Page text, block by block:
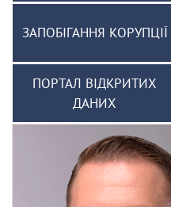
ЗАПОБІГАННЯ КОРУПЦІЇ
ПОРТАЛ ВІДКРИТИХ
ДАНИХ